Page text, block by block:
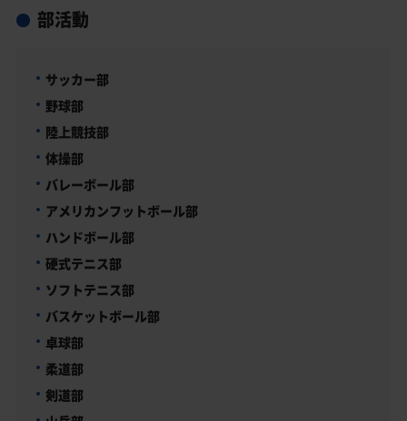
部活動
サッカー部
野球部
陸上競技部
体操部
バレーボール部
アメリカンフットボール部
ハンドボール部
硬式テニス部
ソフトテニス部
バスケットボール部
卓球部
柔道部
剣道部